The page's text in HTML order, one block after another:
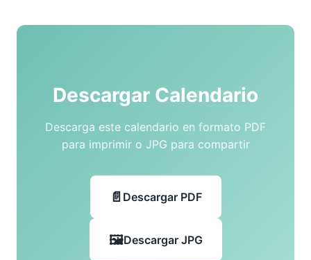
Descargar Calendario
Descarga este calendario en formato PDF
para imprimir o JPG para compartir
Descargar PDF
Descargar JPG